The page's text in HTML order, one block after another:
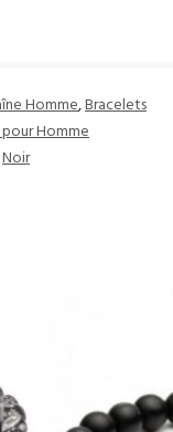
Homme,Bracelets
Homme
Noir